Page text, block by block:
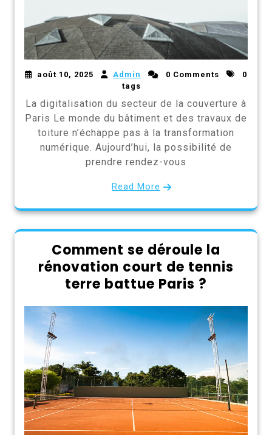
août 10, 2025 Admin 0 Comments
0
tags
La digitalisation du secteur de la couverture à
Paris Le monde du bâtiment et des travaux de
toiture n’échappe pas à la transformation
numérique. Aujourd’hui, la possibilité de
prendre rendez-vous
Read More
Comment se déroule la
rénovation court de tennis
terre battue Paris ?